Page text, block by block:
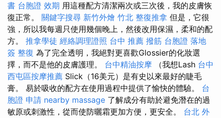
書 台胞證 效期 用這種配方清潔兩次或三次後，我的皮膚恢
復正常。 關鍵字搜尋 新竹外燴 竹北 整復推拿 但是，它很
強，所以我每週只使用幾個晚上，然後改用保濕，柔和的配
方。 推拿學徒 經絡調理證照 台中 推薦 撥筋 台胞證 落地
簽 整復 為了完全透明，我絕對更喜歡Glossier的化妝選
擇，而不是他的皮膚護理。 台中精油按摩 （我想Lash 台中
西屯區按摩推薦 Slick（16美元）是有史以來最好的睫毛
膏。 易於吸收的配方在使用過程中提供了愉快的體驗。 台
胞證 申請 nearby massage 了解成分有助於避免潛在的過
敏原或刺激性，從而使防曬霜更加方便，更安全。 台北 外